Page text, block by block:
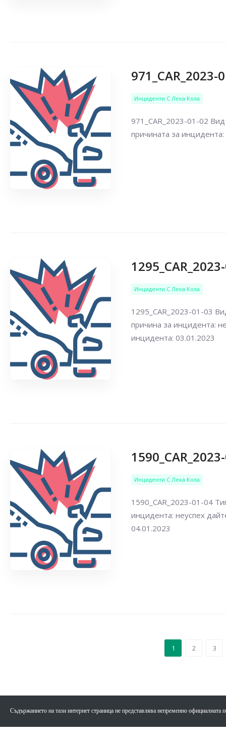
971_CAR_2023-
Инциденти С Лека Кола
971_CAR_2023-01-02
причината за
Инциденти С Лека Кола
1295_CAR_2023-01-03
причина за инцидента:
инцидента: 03.01.2023
Инциденти С Лека Кола
1590_CAR_2023-01-04
инцидента: неуспех
04.01.2023
1 2 3
Съдържанието на тази интернет страница не представлява непременно